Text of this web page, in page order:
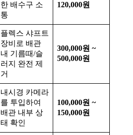
한 배수구 소
통
120,000원
플렉스 샤프트
장비로 배관
내 기름때/슬
러지 완전 제
거
300,000원 ~
500,000원
내시경 카메라
를 투입하여
배관 내부 상
태 확인
100,000원 ~
150,000원